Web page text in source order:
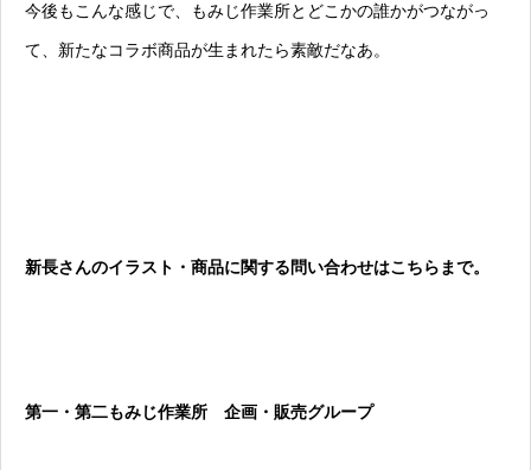
今後もこんな感じで、もみじ作業所とどこかの誰かがつながっ
て、新たなコラボ商品が生まれたら素敵だなあ。
新長さんのイラスト・商品に関する問い合わせはこちらまで。
第一・第二もみじ作業所 企画・販売グループ